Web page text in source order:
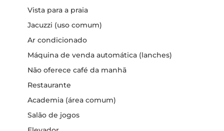
Vista para a praia
Jacuzzi (uso comum)
Ar condicionado
Máquina de venda automática (lanches)
Não oferece café da manhã
Restaurante
Academia (área comum)
Salão de jogos